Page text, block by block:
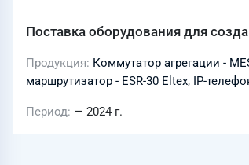
Поставка оборудования для
Продукция Коммутатор агрегации -
маршрутизатор - ESR-30 Eltex, IP-
Период — 2024 г.